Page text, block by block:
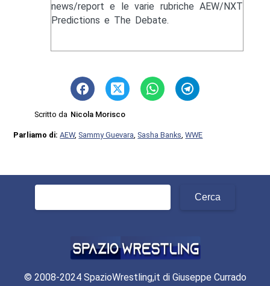
news/report e le varie rubriche AEW/NXT
Predictions e The Debate.
Scritto da Nicola Morisco
Parliamo di:AEW,Sammy Guevara,Sasha Banks,WWE
Ricerca
© 2008-2024 SpazioWrestling,it di Giuseppe Currado